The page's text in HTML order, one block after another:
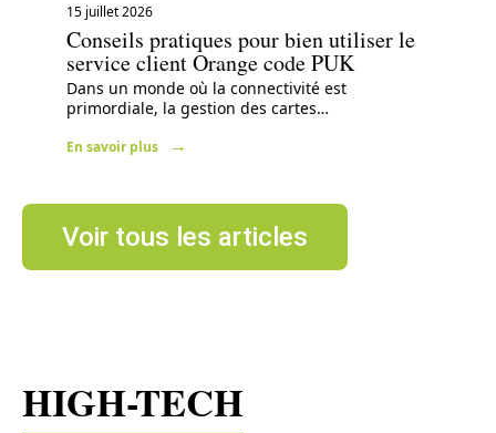
15 juillet 2026
Conseils pratiques pour bien utiliser le
service client Orange code PUK
Dans un monde où la connectivité est
primordiale, la gestion des cartes…
En savoir plus
Voir tous les articles
HIGH-TECH